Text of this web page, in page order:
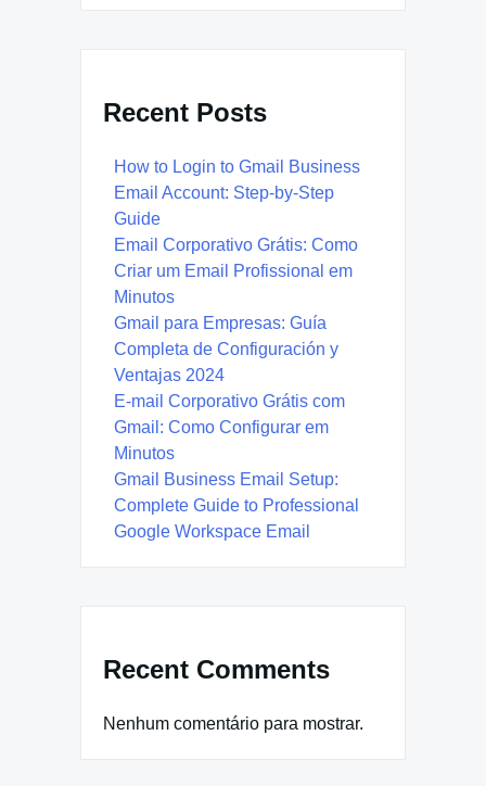
Recent Posts
How to Login to Gmail Business
Email Account: Step-by-Step
Guide
Email Corporativo Grátis: Como
Criar um Email Profissional em
Minutos
Gmail para Empresas: Guía
Completa de Configuración y
Ventajas 2024
E-mail Corporativo Grátis com
Gmail: Como Configurar em
Minutos
Gmail Business Email Setup:
Complete Guide to Professional
Google Workspace Email
Recent Comments
Nenhum comentário para mostrar.